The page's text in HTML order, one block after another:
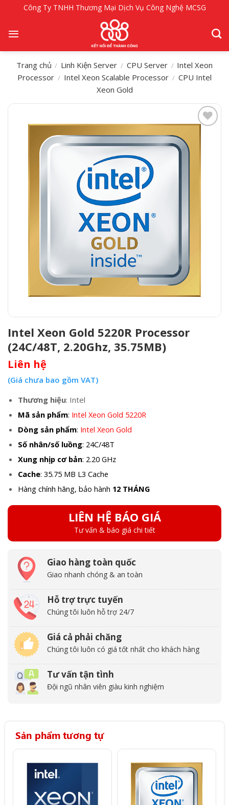
nội
Công Ty TNHH Thương Mại Dịch Vụ Công Nghệ MCSG
Trang chủ / Linh Kiện Server / CPU Server / Intel Xeon
Processor / Intel Xeon Scalable Processor / CPU Intel
Xeon Gold
Intel Xeon Gold 5220R Processor
(24C/48T, 2.20Ghz, 35.75MB)
Liên hệ
(Giá chưa bao gồm VAT)
Thương hiệu: Intel
Mã sản phẩm: Intel Xeon Gold 5220R
Dòng sản phẩm: Intel Xeon Gold
Số nhân/số luồng: 24C/48T
Xung nhịp cơ bản: 2.20 GHz
Cache: 35.75 MB L3 Cache
Hàng chính hãng, bảo hành 12 THÁNG
LIÊN HỆ BÁO GIÁ
Tư vấn & báo giá chi tiết
Giao hàng toàn quốc
Giao nhanh chóng & an toàn
Hỗ trợ trực tuyến
Chúng tôi luôn hỗ trợ 24/7
Giá cả phải chăng
Chúng tôi luôn có giá tốt nhất cho khách hàng
Tư vấn tận tình
Đội ngũ nhân viên giàu kinh nghiệm
Sản phẩm tương tự